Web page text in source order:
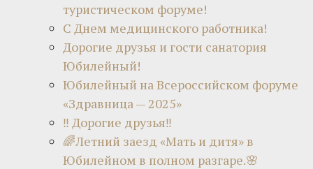
туристическом форуме!
С Днем медицинского работника!
Дорогие друзья и гости санатория
Юбилейный!
Юбилейный на Всероссийском форуме
«Здравница — 2025»
‼ Дорогие друзья‼
🌈Летний заезд «Мать и дитя» в
Юбилейном в полном разгаре.🌸